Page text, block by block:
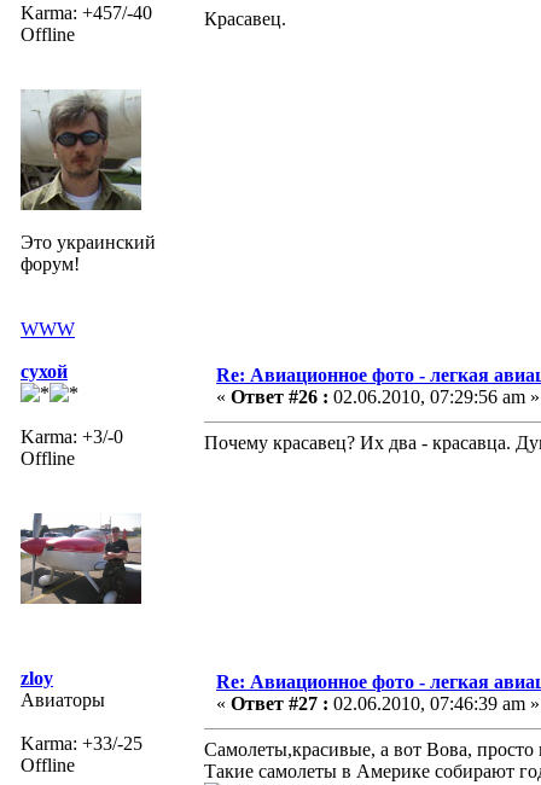
Karma: +457/-40
Offline
Это украинский
форум!
WWW
Красавец.
сухой
Karma: +3/-0
Offline
Re: Авиационное фото - легкая
« Ответ #26 : 02.06.2010, 07:29:56 am »
Почему красавец? Их два - красавца.
zloy
Авиаторы
Karma: +33/-25
Offline
Re: Авиационное фото - легкая
« Ответ #27 : 02.06.2010, 07:46:39 am »
Самолеты,красивые, а вот Вова, просто
Такие самолеты в Америке собирают